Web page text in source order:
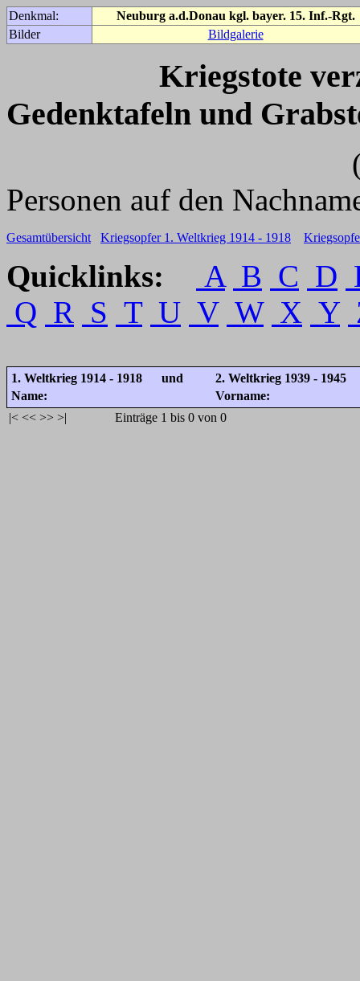
Denkmal:
Neuburg a.d.Donau kgl. bayer. 15. Inf.-Rgt.
Bilder
Bildgalerie
Kriegstote
Gedenktafeln und
(Für weitere
Personen auf den
Gesamtübersicht Kriegsopfer 1. Weltkrieg 1914 - 1918
Quicklinks: A B C D
Q R S T U V W X Y
1. Weltkrieg 1914 - 1918 und
2. Weltkrieg 1939 - 1945
Name:
Vorname:
|< << >> >| Einträge 1 bis 0 von 0